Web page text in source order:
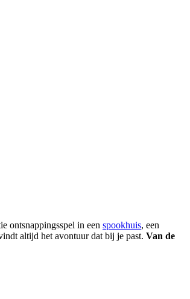
ontsnappingsspel in een spookhuis, een
altijd het avontuur dat bij je past. Van de